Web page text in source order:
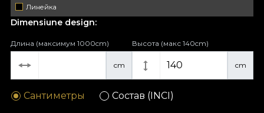
Линейка
Dimensiune design:
cm
Длина (максимум 1000cm)
cm
Высота (макс 140cm)
Сантиметры Состав (INCI)